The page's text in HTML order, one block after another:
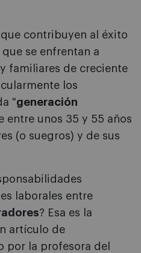
contribuyen al éxito
se enfrentan a
familiares de creciente
los
"generación
entre unos 35 y 55 años
(o suegros) y de sus
laborales entre
? Esa es la
artículo de
por la profesora del